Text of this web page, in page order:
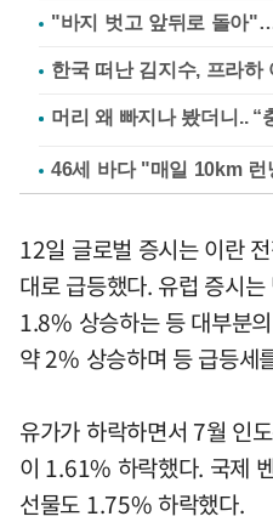
"바지 벗고 앞뒤로 돌아
한국 떠난 김지수, 프라
46세 바다 "매일 10km
12일 글로벌 증시는 이란
대로 급등했다. 유럽 증시
1.8% 상승하는 등 대부분
약 2% 상승하며 등 급등세
유가가 하락하면서 7월 인
이 1.61% 하락했다. 국제
선물도 1.75% 하락했다.